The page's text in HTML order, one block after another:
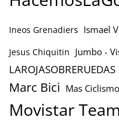
Ineos Grenadiers Ismael
Jesus Chiquitin Jumbo -
LAROJASOBRERUEDAS
Marc Bici Mas
Movistar Team